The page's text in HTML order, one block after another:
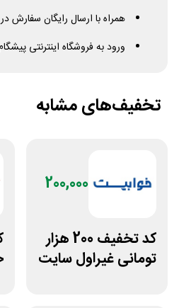
همراه با ارسال رایگان سفارش
ورود به فروشگاه اینترنتی
تخفیف‌های مشابه
200,000
کد تخفیف 200 هزار
تومانی غیراول سایت